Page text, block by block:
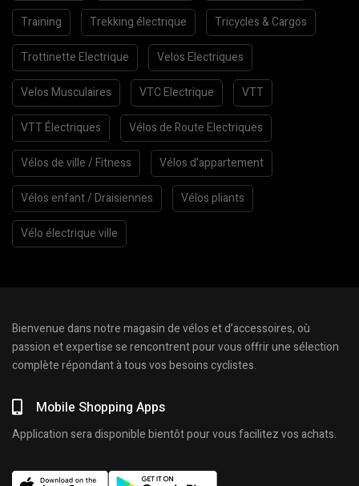
Training Trekking électrique Tricycles & Cargos
Trottinette Electrique Velos Electriques
Velos Musculaires VTC Electrique VTT
VTT Électriques Vélos de Route Electriques
Vélos de ville / Fitness Vélos d’appartement
Vélos enfant / Draisiennes Vélos pliants
Vélo électrique ville
Bienvenue dans notre magasin de vélos et d’accessoires, où
passion et expertise se rencontrent pour vous offrir une sélection
complète répondant à tous vos besoins cyclistes.
Mobile Shopping Apps
Application sera disponible bientôt pour vous facilitez vos achats.